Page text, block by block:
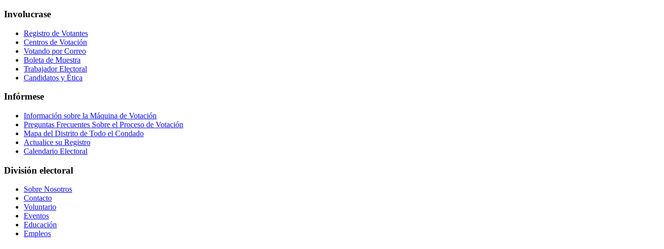
Involucrase
Registro de Votantes
Centros de Votación
Votando por Correo
Boleta de Muestra
Trabajador Electoral
Candidatos y Ética
Infórmese
Información sobre la Máquina de Votación
Preguntas Frecuentes Sobre el Proceso de Votación
Mapa del Distrito de Todo el Condado
Actualice su Registro
Calendario Electoral
División electoral
Sobre Nosotros
Contacto
Voluntario
Eventos
Educación
Empleos